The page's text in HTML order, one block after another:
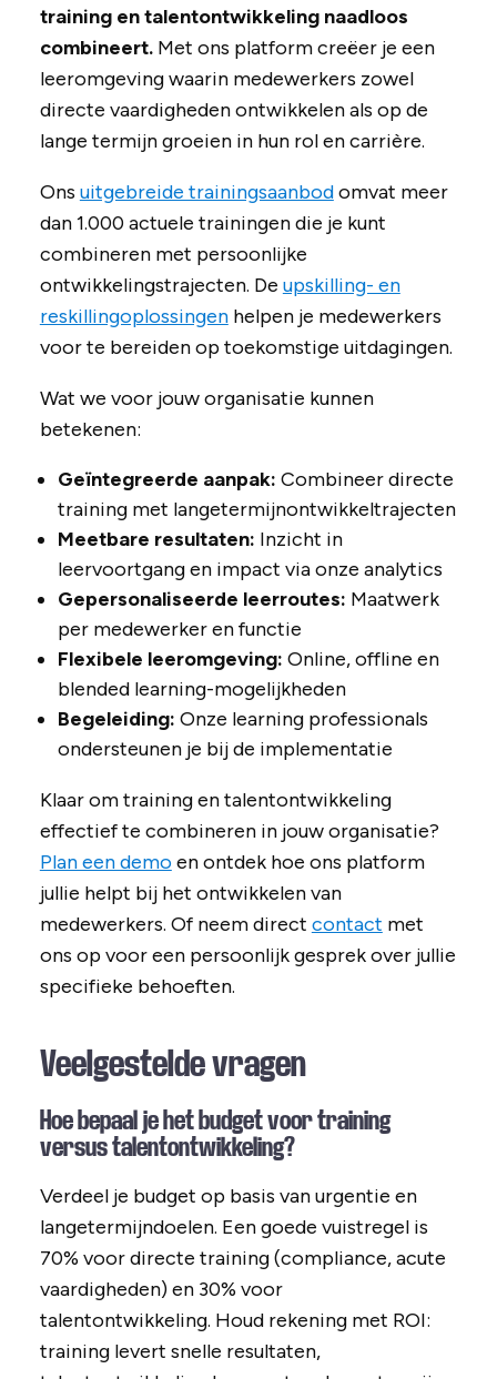
training en talentontwikkeling naadloos
combineert.Met ons platform creëer je een
leeromgeving waarin medewerkers zowel
directe vaardigheden ontwikkelen als op de
lange termijn groeien in hun rol en carrière.
Ons uitgebreide trainingsaanbodomvat meer
dan 1.000 actuele trainingen die je kunt
combineren met persoonlijke
ontwikkelingstrajecten. De upskilling- en
reskillingoplossingenhelpen je medewerkers
voor te bereiden op toekomstige uitdagingen.
Wat we voor jouw organisatie kunnen
betekenen:
Geïntegreerde aanpak: Combineer directe
training met langetermijnontwikkeltrajecten
Meetbare resultaten: Inzicht in
leervoortgang en impact via onze analytics
Gepersonaliseerde leerroutes: Maatwerk
per medewerker en functie
Flexibele leeromgeving: Online, offline en
blended learning-mogelijkheden
Begeleiding: Onze learning professionals
ondersteunen je bij de implementatie
Klaar om training en talentontwikkeling
effectief te combineren in jouw organisatie?
Plan een demoen ontdek hoe ons platform
jullie helpt bij het ontwikkelen van
medewerkers. Of neem direct contact met
ons op voor een persoonlijk gesprek over jullie
specifieke behoeften.
Veelgestelde vragen
Hoe bepaal je het budget voor training
versus talentontwikkeling?
Verdeel je budget op basis van urgentie en
langetermijndoelen. Een goede vuistregel is
70% voor directe training (compliance, acute
vaardigheden) en 30% voor
talentontwikkeling. Houd rekening met ROI:
training levert snelle resultaten,